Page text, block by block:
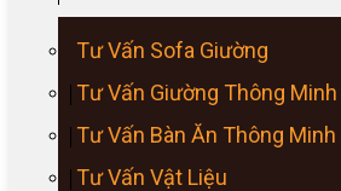
Tư Vấn Sofa Giường
Tư Vấn Giường Thông Minh
Tư Vấn Bàn Ăn Thông Minh
Tư Vấn Vật Liệu